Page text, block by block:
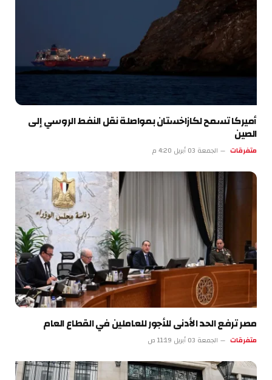
أميركا تسمح لكازاخستان بمواصلة نقل النفط الروسي إلى
الصين
متفرقات الجمعة 03 أبريل 4:20 م
مصر ترفع الحد الأدنى للأجور للعاملين في القطاع العام
متفرقات الجمعة 03 أبريل 11:19 ص